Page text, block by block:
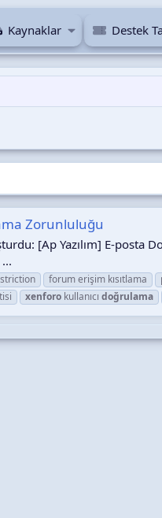
Kaynaklar Destek
Zorunluluğu
[Ap Yazılım] E-
forum erişim kısıtlama
xenforo kullanıcı doğrulama